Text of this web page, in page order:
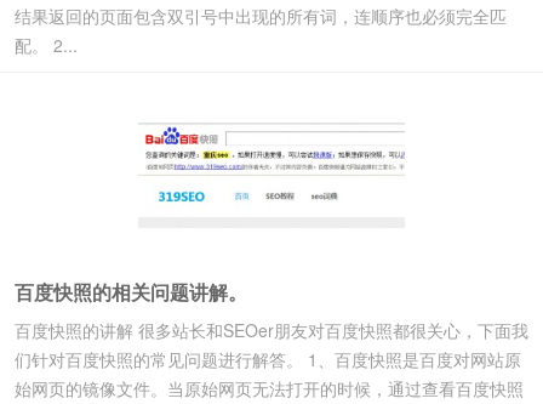
结果返回的页面包含双引号中出现的所有词，连顺序也必须完全匹
配。 2...
百度快照的相关问题讲解。
百度快照的讲解 很多站长和SEOer朋友对百度快照都很关心，下面我
们针对百度快照的常见问题进行解答。 1、百度快照是百度对网站原
始网页的镜像文件。当原始网页无法打开的时候，通过查看百度快照